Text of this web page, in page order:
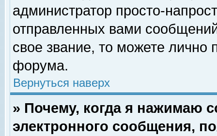
администратор просто-
отправленных вами
свое звание, то можете лично
форума.
Вернуться наверх
» Почему, когда я нажимаю
электронного сообщения,